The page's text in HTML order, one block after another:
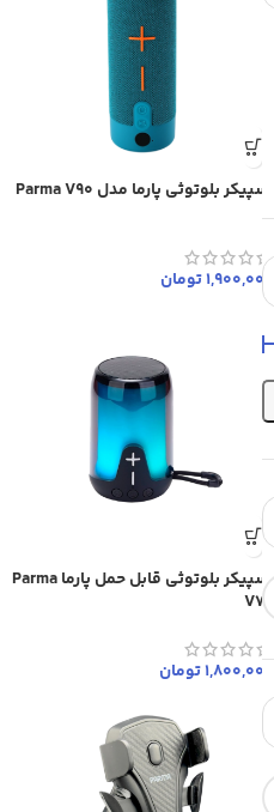
اسپیکر بلوتوثی پارما مدل Parma V90
1,900,000تومان
اسپیکر بلوتوثی قابل حمل پارما Parma
V70
1,800,000تومان